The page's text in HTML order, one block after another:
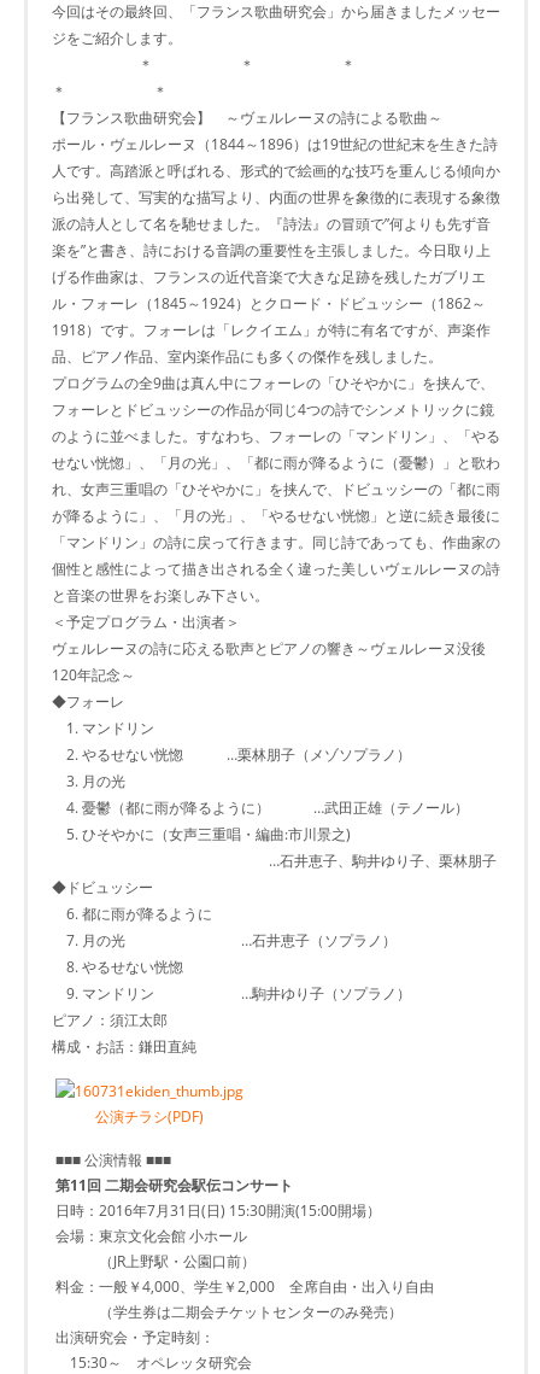
今回はその最終回、「フランス歌曲研究会」から届きましたメッセー
ジをご紹介します。
＊ ＊ ＊
＊ ＊
【フランス歌曲研究会】 ～ヴェルレーヌの詩による歌曲～
ポール・ヴェルレーヌ（1844～1896）は19世紀の世紀末を生きた詩
人です。高踏派と呼ばれる、形式的で絵画的な技巧を重んじる傾向か
ら出発して、写実的な描写より、内面の世界を象徴的に表現する象徴
派の詩人として名を馳せました。『詩法』の冒頭で”何よりも先ず音
楽を”と書き、詩における音調の重要性を主張しました。今日取り上
げる作曲家は、フランスの近代音楽で大きな足跡を残したガブリエ
ル・フォーレ（1845～1924）とクロード・ドビュッシー（1862～
1918）です。フォーレは「レクイエム」が特に有名ですが、声楽作
品、ピアノ作品、室内楽作品にも多くの傑作を残しました。
プログラムの全9曲は真ん中にフォーレの「ひそやかに」を挟んで、
フォーレとドビュッシーの作品が同じ4つの詩でシンメトリックに鏡
のように並べました。すなわち、フォーレの「マンドリン」、「やる
せない恍惚」、「月の光」、「都に雨が降るように（憂鬱）」と歌わ
れ、女声三重唱の「ひそやかに」を挟んで、ドビュッシーの「都に雨
が降るように」、「月の光」、「やるせない恍惚」と逆に続き最後に
「マンドリン」の詩に戻って行きます。同じ詩であっても、作曲家の
個性と感性によって描き出される全く違った美しいヴェルレーヌの詩
と音楽の世界をお楽しみ下さい。
＜予定プログラム・出演者＞
ヴェルレーヌの詩に応える歌声とピアノの響き～ヴェルレーヌ没後
120年記念～
◆フォーレ
1. マンドリン
2. やるせない恍惚 …栗林朋子（メゾソプラノ）
3. 月の光
4. 憂鬱（都に雨が降るように） …武田正雄（テノール）
5. ひそやかに（女声三重唱・編曲:市川景之)
…石井恵子、駒井ゆり子、栗林朋子
◆ドビュッシー
6. 都に雨が降るように
7. 月の光 …石井恵子（ソプラノ）
8. やるせない恍惚
9. マンドリン …駒井ゆり子（ソプラノ）
ピアノ：須江太郎
構成・お話：鎌田直純
公演チラシ(PDF)
■■■ 公演情報 ■■■
第11回 二期会研究会駅伝コンサート
日時：2016年7月31日(日) 15:30開演(15:00開場）
会場：東京文化会館 小ホール
（JR上野駅・公園口前）
料金：一般￥4,000、学生￥2,000 全席自由・出入り自由
（学生券は二期会チケットセンターのみ発売）
出演研究会・予定時刻：
15:30～ オペレッタ研究会